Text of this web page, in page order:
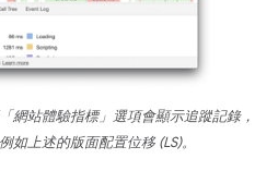
網站體驗指標」選項會顯示追蹤記錄，
如上述的版面配置位移 (LS)。